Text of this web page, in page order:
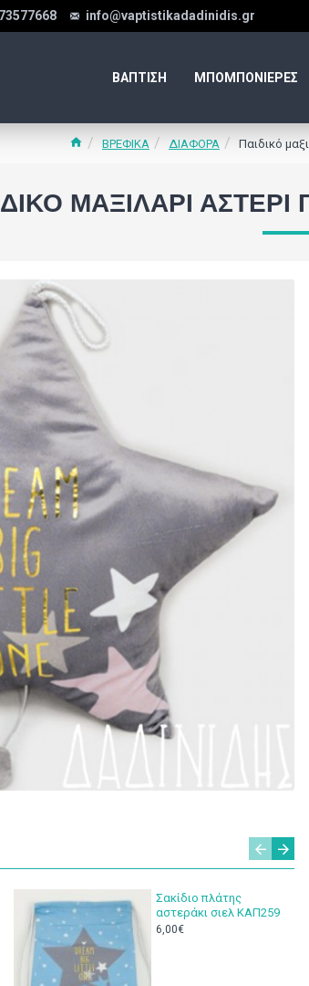
info@vaptistikadadinidis.gr
ΒΑΠΤΙΣΗ ΜΠΟΜΠΟΝΙΕΡΕΣ
ΒΡΕΦΙΚΑ ΔΙΑΦΟΡΑ Παιδικό
ΜΑΞΙΛΆΡΙ
Σακίδιο πλάτης
αστεράκι σιελ ΚΑΠ259
6,00€